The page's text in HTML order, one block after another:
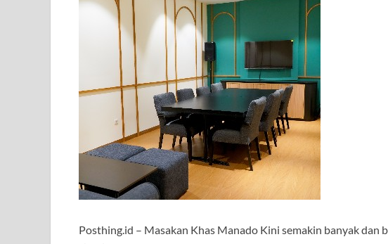
Posthing.id – Masakan Khas Manado Kini semakin banyak dan